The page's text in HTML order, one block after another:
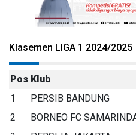
Klasemen LIGA 1 2024/2025
Pos Klub
1
PERSIB BANDUNG
2
BORNEO FC